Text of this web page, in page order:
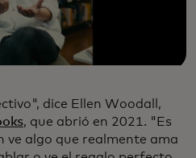
dice Ellen Woodall,
, que abrió en 2021. "Es
ve algo que realmente ama